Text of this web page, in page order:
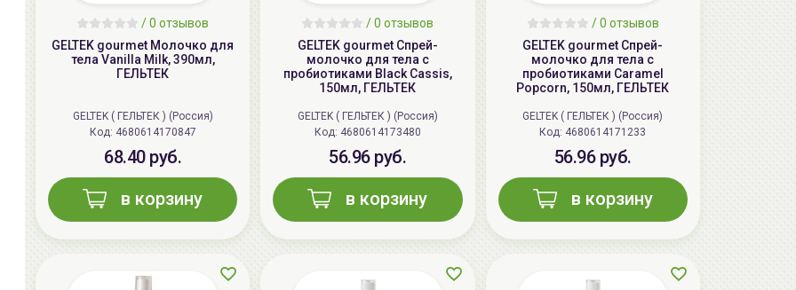
/ 0 отзывов
GELTEK gourmet Молочко для
тела Vanilla Milk, 390мл,
ГЕЛЬТЕК
GELTEK ( ГЕЛЬТЕК ) (Россия)
Код: 4680614170847
68.40 руб.
в корзину
/ 0 отзывов
GELTEK gourmet Спрей-
молочко для тела с
пробиотиками Black Cassis,
150мл, ГЕЛЬТЕК
GELTEK ( ГЕЛЬТЕК ) (Россия)
Код: 4680614173480
56.96 руб.
в корзину
/ 0 отзывов
GELTEK gourmet Спрей-
молочко для тела с
пробиотиками Caramel
Popcorn, 150мл, ГЕЛЬТЕК
GELTEK ( ГЕЛЬТЕК ) (Россия)
Код: 4680614171233
56.96 руб.
в корзину